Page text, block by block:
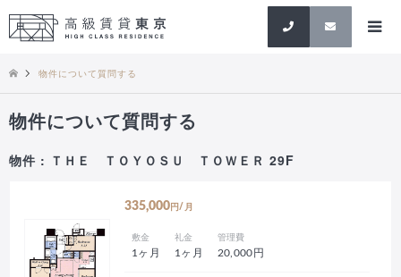
検索
物件について質問する
物件について質問する
物件 : ＴＨＥ ＴＯＹＯＳＵ ＴＯＷＥＲ 29F
335,000 円/月
敷金
1ヶ月
礼金
1ヶ月
管理費
20,000円